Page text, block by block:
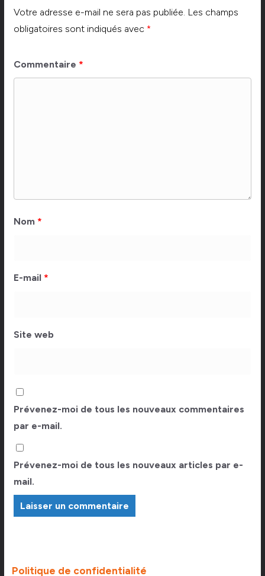
Votre adresse e-mail ne sera pas publiée. Les champs
obligatoires sont indiqués avec *
Commentaire *
Nom *
E-mail *
Site web
Prévenez-moi de tous les nouveaux commentaires
par e-mail.
Prévenez-moi de tous les nouveaux articles par e-
mail.
Politique de confidentialité